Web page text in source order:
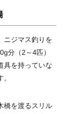
ニジマス釣りを
分（2～4匹）
具を持っていな
橋を渡るスリル